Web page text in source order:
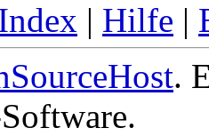
| Hilfe |
.